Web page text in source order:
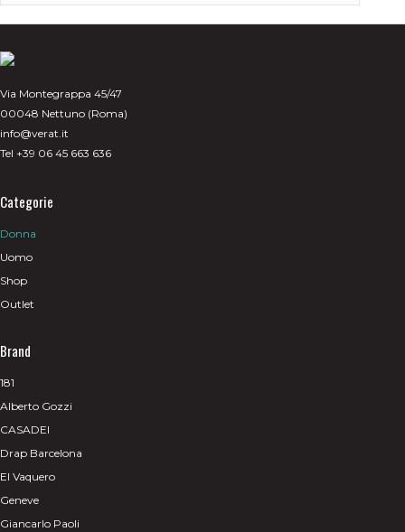
pagina
Via Montegrappa 45/47
00048 Nettuno (Roma)
info@verat.it
Tel +39 06 45 663 636
Categorie
Donna
Uomo
Shop
Outlet
Brand
181
Alberto Gozzi
CASADEI
Drap Barcelona
El Vaquero
Geneve
Giancarlo Paoli